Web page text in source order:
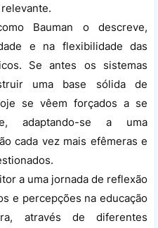
Bauman o descreve,
e na flexibilidade das
Se antes os sistemas
uma base sólida de
se vêem forçados a se
adaptando-se a uma
cada vez mais efêmeras e
a uma jornada de reflexão
e percepções na educação
através de diferentes